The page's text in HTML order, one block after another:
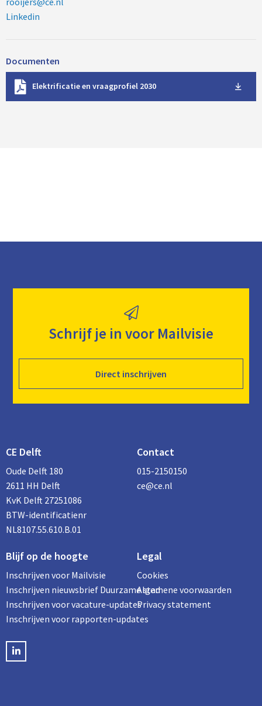
Linkedin
Documenten
Elektrificatie en vraagprofiel 2030
w
Schrijf je in voor Mailvisie
Direct inschrijven
CE Delft
Oude Delft 180
2611 HH Delft
KvK Delft 27251086
BTW-identificatienr
NL8107.55.610.B.01
Contact
015-2150150
ce@ce.nl
Blijf op de hoogte
Inschrijven voor Mailvisie
Inschrijven nieuwsbrief Duurzame stad
Inschrijven voor vacature-updates
Inschrijven voor rapporten-updates
LinkedIN
Legal
Cookies
Algemene voorwaarden
Privacy statement